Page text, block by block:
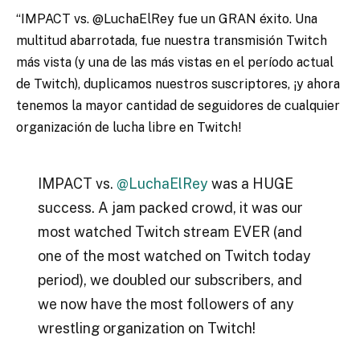
“IMPACT vs. @LuchaElRey fue un GRAN éxito. Una
multitud abarrotada, fue nuestra transmisión Twitch
más vista (y una de las más vistas en el período actual
de Twitch), duplicamos nuestros suscriptores, ¡y ahora
tenemos la mayor cantidad de seguidores de cualquier
organización de lucha libre en Twitch!
IMPACT vs. @LuchaElRey was a HUGE
success. A jam packed crowd, it was our
most watched Twitch stream EVER (and
one of the most watched on Twitch today
period), we doubled our subscribers, and
we now have the most followers of any
wrestling organization on Twitch!